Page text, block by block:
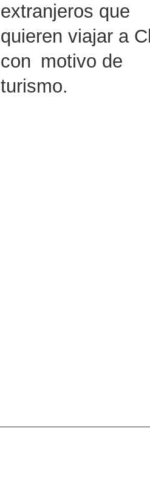
extranjeros que
quieren viajar a
con motivo de
turismo.